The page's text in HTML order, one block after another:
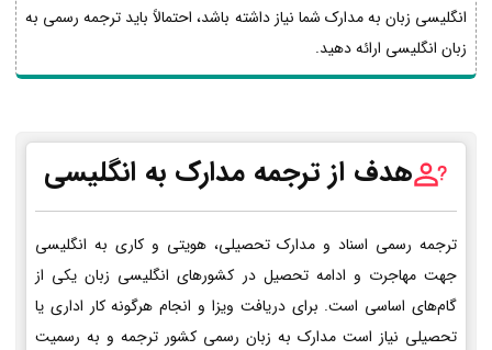
انگلیسی زبان به مدارک شما نیاز داشته باشد، احتمالاً باید ترجمه رسمی به
زبان انگلیسی ارائه دهید.
هدف از ترجمه مدارک به انگلیسی
ترجمه رسمی اسناد و مدارک تحصیلی، هویتی و کاری به انگلیسی
جهت مهاجرت و ادامه تحصیل در کشورهای انگلیسی زبان یکی از
گام‌های اساسی است. برای دریافت ویزا و انجام هرگونه کار اداری یا
تحصیلی نیاز است مدارک به زبان رسمی کشور ترجمه و به رسمیت